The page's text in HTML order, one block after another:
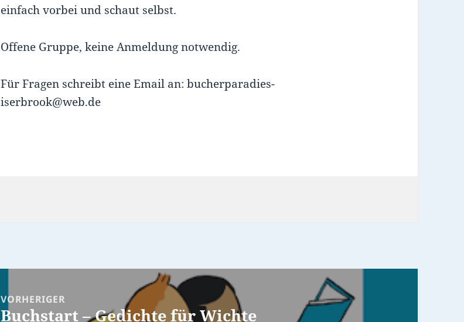
einfach vorbei und schaut selbst.
Offene Gruppe, keine Anmeldung notwendig.
Für Fragen schreibt eine Email an: bucherparadies-
iserbrook@web.de
VORHERIGER
Vorheriger
Buchstart – Gedichte für Wichte